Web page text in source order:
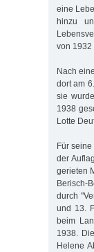
eine
hinzu
von 1932
Nach
dort am
sie
1938
Lotte
Für
der
gerieten
Berisch-
durch
und 13.
beim
1938.
Helene